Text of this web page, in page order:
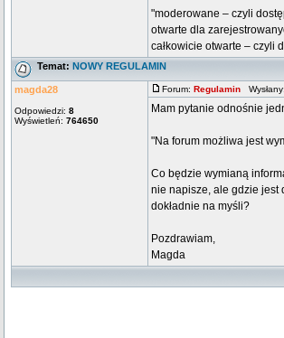
"moderowane – czyli
otwarte dla
całkowicie otwarte – czyli
Temat: NOWY REGULAMIN
magda28
Odpowiedzi: 8
Wyświetleń: 764650
Forum: Regulamin
Mam pytanie odnośnie
"Na forum możliwa jest
Co będzie wymianą
nie napisze, ale gdzie jest
dokładnie na myśli?
Pozdrawiam,
Magda